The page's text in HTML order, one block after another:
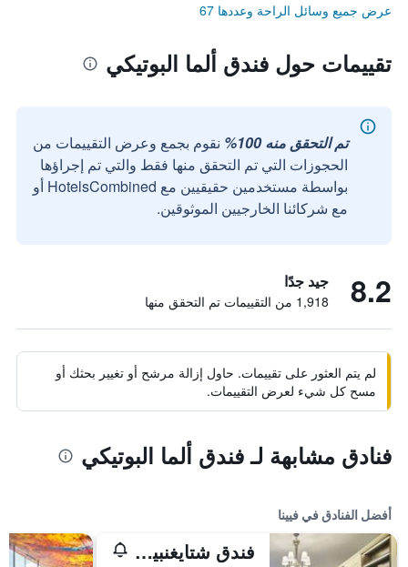
عرض جميع وسائل الراحة وعددها 67
تقييمات حول فندق ألما البوتيكي
تم التحقق منه 100%
نقوم بجمع وعرض التقييمات من
الحجوزات التي تم التحقق منها فقط والتي تم إجراؤها
بواسطة مستخدمين حقيقيين مع HotelsCombined أو
مع شركائنا الخارجيين الموثوقين.
8.2 جيد جدًا
1,918 من التقييمات تم التحقق منها
لم يتم العثور على تقييمات. حاول إزالة مرشح أو تغيير بحثك أو
مسح كل شيء لعرض التقييمات.
فنادق مشابهة لـ فندق ألما البوتيكي
أفضل الفنادق في فيينا
فندق شتايغنبيرغر هيرنهوف